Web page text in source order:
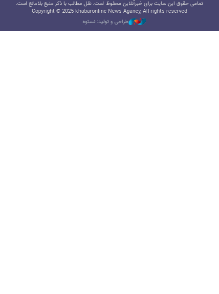
تمامی حقوق این سایت برای خبرآنلاین محفوظ است. نقل مطالب با ذکر منبع بلامانع است.
Copyright © 2025 khabaronline News Agancy, All rights reserved
طراحی و تولید: نستوه